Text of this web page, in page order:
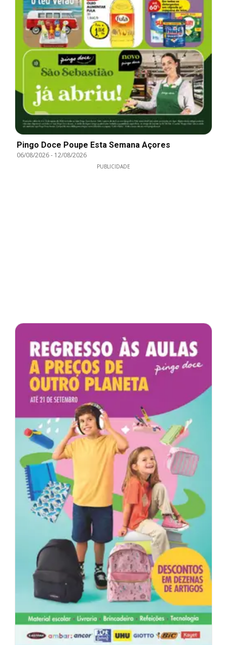
Pingo Doce Poupe Esta Semana Açores
06/08/2026- 12/08/2026
PUBLICIDADE